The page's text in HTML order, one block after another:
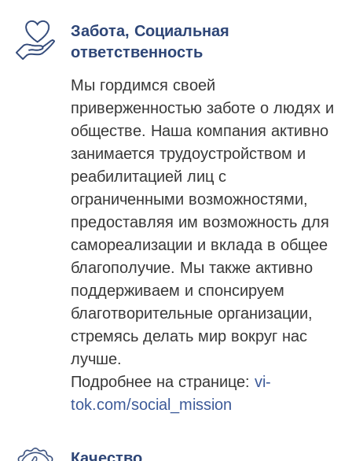
Забота, Социальная
ответственность
Мы гордимся своей
приверженностью заботе о людях и
обществе. Наша компания активно
занимается трудоустройством и
реабилитацией лиц с
ограниченными возможностями,
предоставляя им возможность для
самореализации и вклада в общее
благополучие. Мы также активно
поддерживаем и спонсируем
благотворительные организации,
стремясь делать мир вокруг нас
лучше.
Подробнее на странице: vi-
tok.com/social_mission